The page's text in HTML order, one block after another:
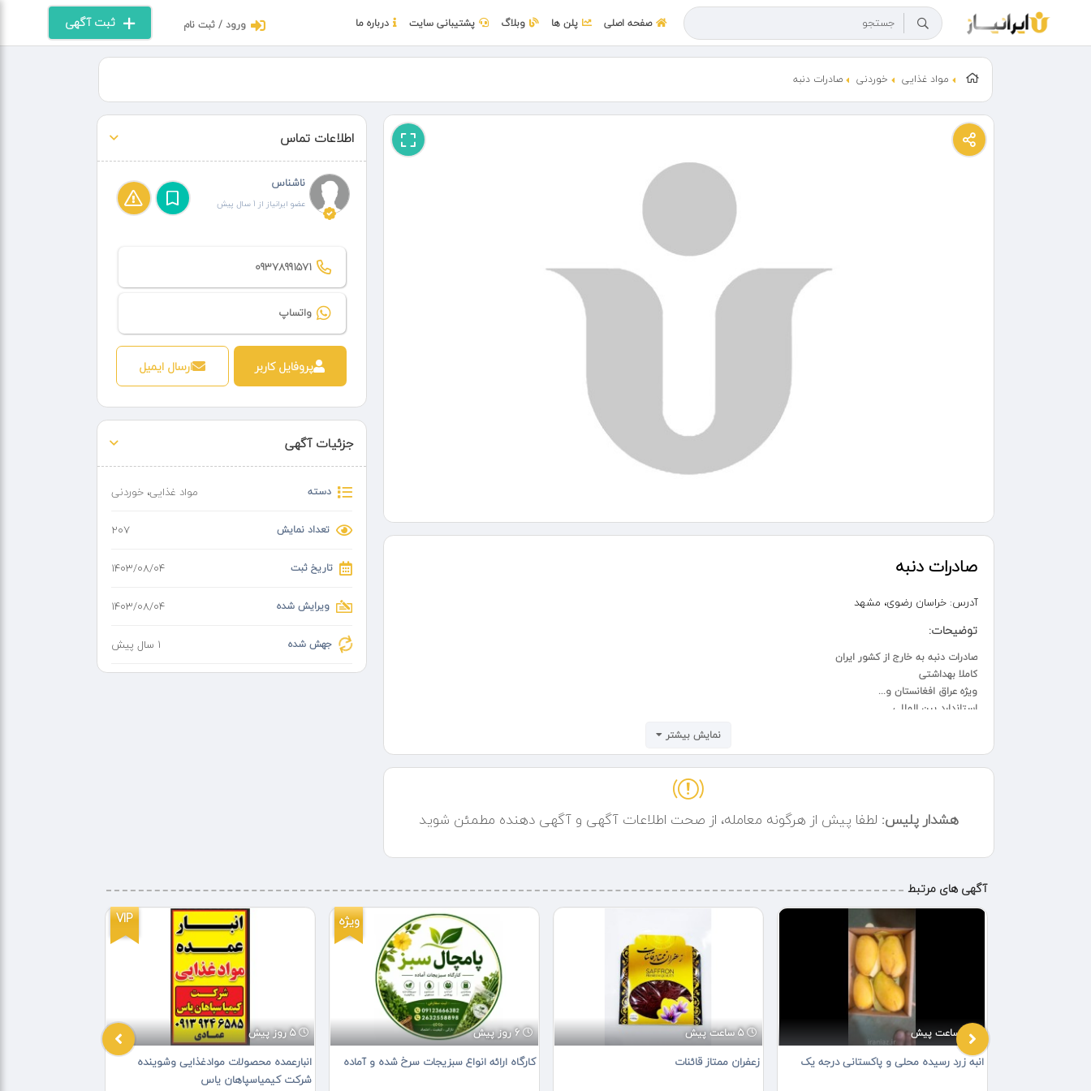
ثبت آگهی ورود / ثبت نام صفحه اصلی پلن ها وبلاگ پشتیبانی سایت درباره ما
مواد غذایی خوردنی صادرات دنبه
صادرات دنبه
آدرس: خراسان رضوی، مشهد
توضیحات:
صادرات دنبه به خارج از کشور ایران ‌
کاملا بهداشتی
ویژه عراق افغانستان و.‌‌‌..
استاندارد بین المللی
نمایش بیشتر
هشدار پلیس: لطفا پیش از هرگونه معامله، از صحت اطلاعات آگهی و آگهی دهنده مطمئن شوید
اطلاعات تماس
ناشناس
عضو ایرانیاز از 1 سال پیش
09378991571
واتساپ
پروفایل کاربر ارسال ایمیل
جزئیات آگهی
دسته مواد غذایی،خوردنی
تعداد نمایش 207
تاریخ ثبت ۱۴۰۳/۰۸/۰۴
ویرایش شده ۱۴۰۳/۰۸/۰۴
جهش شده 1 سال پیش
آگهی های مرتبط
VIP
5 روز پیش
انبارعمده محصولات موادغذایی وشوینده
شرکت کیمیاسپاهان یاس
ویژه
6 روز پیش
کارگاه ارائه انواع سبزیجات سرخ شده و آماده
5 ساعت پیش
زعفران ممتاز قائنات
9 ساعت پیش
انبه زرد رسیده محلی و پاکستانی درجه یک